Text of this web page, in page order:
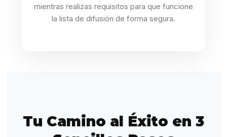
mientras realizas requisitos para que funcione
la lista de difusión de forma segura.
Tu Camino al Éxito en 3